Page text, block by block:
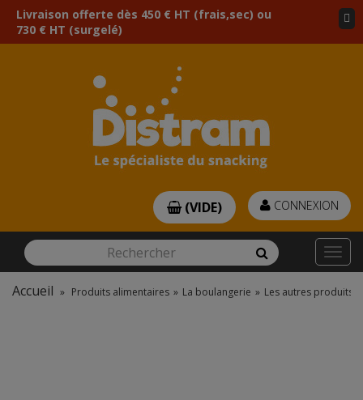
Livraison offerte dès 450 € HT (frais,sec) ou
730 € HT (surgelé)
Rechercher Rechercher
CONNEXION
(VIDE)
Accueil » Produits alimentaires » La boulangerie » Les autres produits